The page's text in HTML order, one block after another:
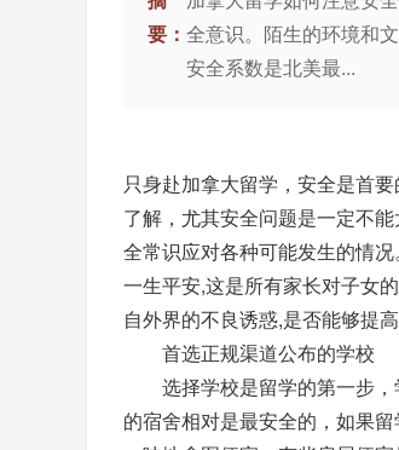
要： 全意识。陌生的环境和
安全系数是北美最...
只身赴加拿大留学，安全是首
了解，尤其安全问题是一定不
全常识应对各种可能发生的情况。
一生平安,这是所有家长对子女
自外界的不良诱惑­,是否能够提
首选正规渠道公布的学校
选择学校是留学的第一步，
的宿舍相对是最安全的，如果